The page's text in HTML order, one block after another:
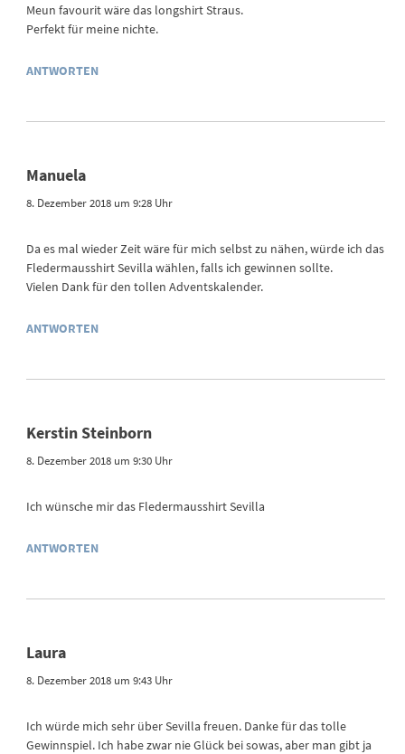
Meun favourit wäre das longshirt Straus.
Perfekt für meine nichte.
ANTWORTEN
Manuela
8. Dezember 2018 um 9:28 Uhr
Da es mal wieder Zeit wäre für mich selbst zu nähen, würde ich das
Fledermausshirt Sevilla wählen, falls ich gewinnen sollte.
Vielen Dank für den tollen Adventskalender.
ANTWORTEN
Kerstin Steinborn
8. Dezember 2018 um 9:30 Uhr
Ich wünsche mir das Fledermausshirt Sevilla
ANTWORTEN
Laura
8. Dezember 2018 um 9:43 Uhr
Ich würde mich sehr über Sevilla freuen. Danke für das tolle
Gewinnspiel. Ich habe zwar nie Glück bei sowas, aber man gibt ja